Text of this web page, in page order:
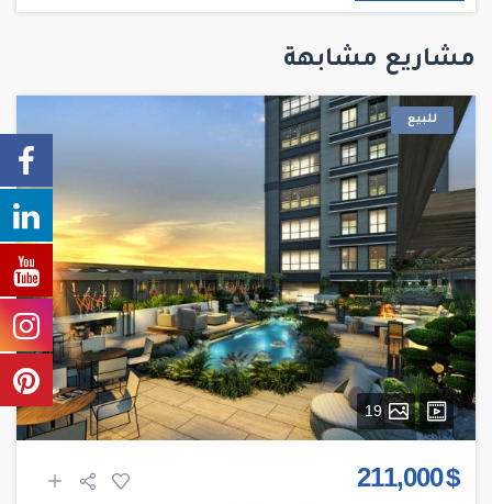
مشاريع مشابهة
للبيع
19
$ 211,000